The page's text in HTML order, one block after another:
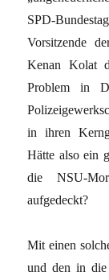
SPD-
Vorsitzende
Kenan Kolat
Problem in
in ihren
Hätte also ein
die NSU-
aufgedeckt?
Mit einen
und den in die